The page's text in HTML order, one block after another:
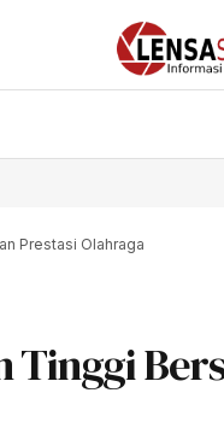
Prestasi Olahraga
Tinggi